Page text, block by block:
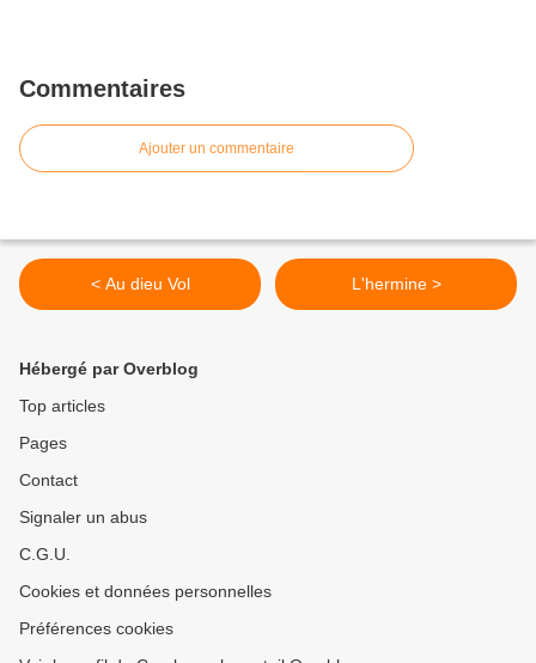
Commentaires
Ajouter un commentaire
< Au dieu Vol L'hermine >
Hébergé par Overblog
Top articles
Pages
Contact
Signaler un abus
C.G.U.
Cookies et données personnelles
Préférences cookies